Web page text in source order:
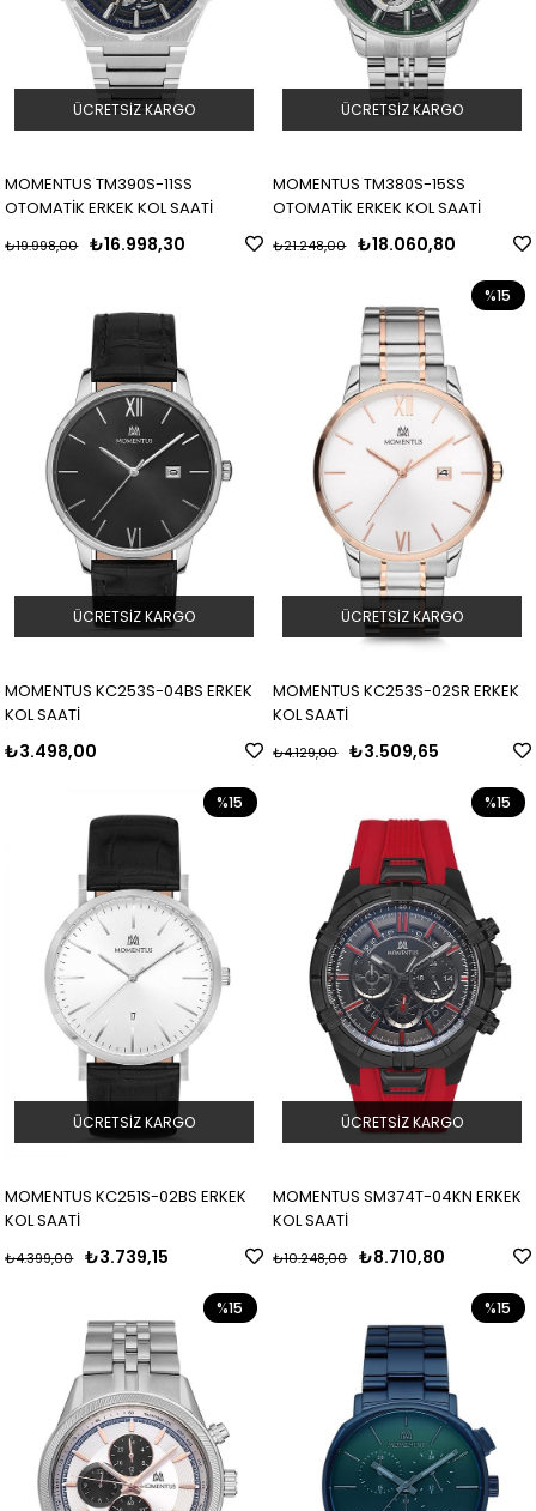
MOMENTUS TM390S-11SS
OTOMATİK ERKEK KOL SAATİ
₺16.998,30
₺19.998,00
ÜCRETSIZ KARGO
MOMENTUS TM380S-15SS
OTOMATİK ERKEK KOL SAATİ
₺18.060,80
₺21.248,00
ÜCRETSIZ KARGO
MOMENTUS KC253S-04BS ERKEK
KOL SAATİ
₺3.498,00
ÜCRETSIZ KARGO
MOMENTUS KC253S-02SR ERKEK
KOL SAATİ
₺3.509,65
₺4.129,00
%15
ÜCRETSIZ KARGO
MOMENTUS KC251S-02BS ERKEK
KOL SAATİ
₺3.739,15
₺4.399,00
%15
ÜCRETSIZ KARGO
MOMENTUS SM374T-04KN ERKEK
KOL SAATİ
₺8.710,80
₺10.248,00
%15
ÜCRETSIZ KARGO
%15 %15